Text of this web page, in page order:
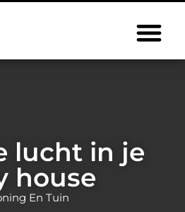
lucht in je
house
En Tuin